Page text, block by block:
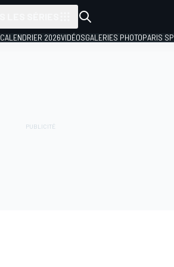
CALENDRIER 2026VIDÉOSGALERIES PHOTOPARIS